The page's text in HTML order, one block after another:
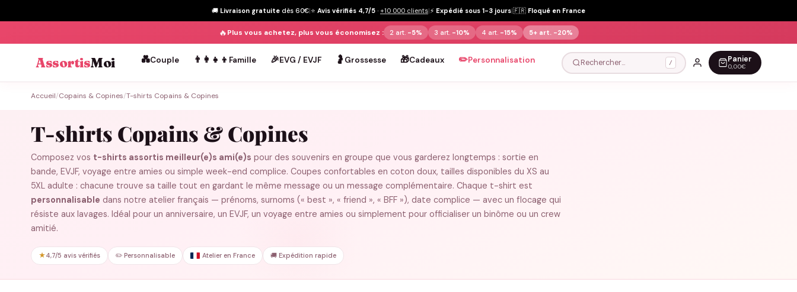
🚚 Livraison gratuite dès 60€|⭐ Avis vérifiés 4,7/5 · +10 000 clients|⚡ Expédié sous 1-3 jours|🇫🇷 Floqué en France
🔥Plus vous achetez, plus vous économisez : 2 art. -5% 3 art. -10% 4 art. -15% 5+ art. -20%
AssortisMoi 💑Couple 👨‍👩‍👧‍👦 Famille 🎉EVG / EVJF 🤰 Grossesse 🎁Cadeaux ✏️Personnalisation Rechercher… / Panier
0,00€
Accueil/Copains & Copines/T-shirts Copains & Copines
T-shirts Copains & Copines
Composez vos t-shirts assortis meilleur(e)s ami(e)s pour des souvenirs en groupe que vous garderez longtemps : sortie en
bande, EVJF, voyage entre amies ou simple week-end complice. Coupes confortables en coton doux, tailles disponibles du XS au
5XL adulte : chacune trouve sa taille tout en gardant le même message ou un message complémentaire. Chaque t-shirt est
personnalisable dans notre atelier français — prénoms, surnoms (« best », « friend », « BFF »), date complice — avec un flocage qui
résiste aux lavages. Idéal pour un anniversaire, un EVJF, un voyage entre amies ou simplement pour officialiser un binôme ou un crew
amitié.
★4,7/5 avis vérifiés ✏️ Personnalisable Atelier en France 🚚 Expédition rapide